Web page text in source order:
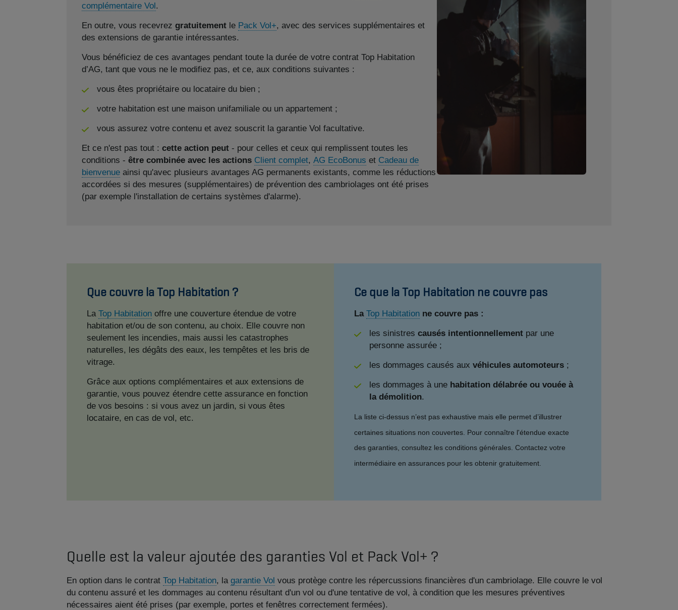
complémentaire Vol.
En outre, vous recevrez gratuitement le Pack Vol+, avec des services supplémentaires et
des extensions de garantie intéressantes.
Vous bénéficiez de ces avantages pendant toute la durée de votre contrat Top Habitation
d’AG, tant que vous ne le modifiez pas, et ce, aux conditions suivantes :
vous êtes propriétaire ou locataire du bien ;
votre habitation est une maison unifamiliale ou un appartement ;
vous assurez votre contenu et avez souscrit la garantie Vol facultative.
Et ce n'est pas tout : cette action peut - pour celles et ceux qui remplissent toutes les
conditions - être combinée avec les actions Client complet, AG EcoBonus et Cadeau de
bienvenue ainsi qu'avec plusieurs avantages AG permanents existants, comme les réductions
accordées si des mesures (supplémentaires) de prévention des cambriolages ont été prises
(par exemple l'installation de certains systèmes d'alarme).
Que couvre la Top Habitation ?
La Top Habitation offre une couverture étendue de votre
habitation et/ou de son contenu, au choix. Elle couvre non
seulement les incendies, mais aussi les catastrophes
naturelles, les dégâts des eaux, les tempêtes et les bris de
vitrage.
Grâce aux options complémentaires et aux extensions de
garantie, vous pouvez étendre cette assurance en fonction
de vos besoins : si vous avez un jardin, si vous êtes
locataire, en cas de vol, etc.
Ce que la Top Habitation ne couvre pas
La Top Habitation ne couvre pas :
les sinistres causés intentionnellement par une
personne assurée ;
les dommages causés aux véhicules automoteurs ;
les dommages à une habitation délabrée ou vouée à
la démolition.
La liste ci-dessus n’est pas exhaustive mais elle permet d’illustrer
certaines situations non couvertes. Pour connaître l'étendue exacte
des garanties, consultez les conditions générales. Contactez votre
intermédiaire en assurances pour les obtenir gratuitement.
Quelle est la valeur ajoutée des garanties Vol et Pack Vol+ ?
En option dans le contrat Top Habitation, la garantie Vol vous protège contre les répercussions financières d'un cambriolage. Elle couvre le vol
du contenu assuré et les dommages au contenu résultant d'un vol ou d'une tentative de vol, à condition que les mesures préventives
nécessaires aient été prises (par exemple, portes et fenêtres correctement fermées).